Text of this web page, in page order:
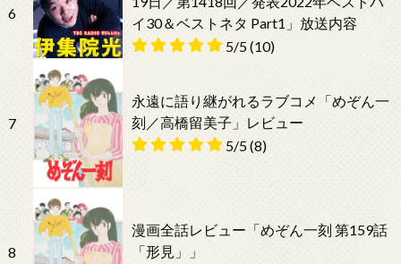
6
イ30＆ベストネタ Part1」放送内容
5/5(10)
7
永遠に語り継がれるラブコメ「めぞん一
刻／高橋留美子」レビュー
5/5(8)
8
漫画全話レビュー「めぞん一刻 第159話
「形見」」